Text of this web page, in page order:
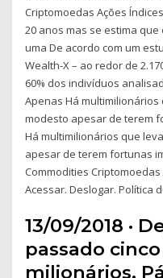
Сriptomoedas Ações
20 anos mas se estima
uma De acordo com um
Wealth-X – ao redor de
60% dos indivíduos
Apenas Há
modesto apesar de terem
Há multimilionários que
apesar de terem fortunas
Commodities
Acessar. Deslogar. Política
13/09/2018 ·
passado
milionários,